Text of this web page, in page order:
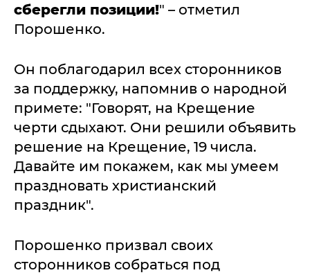
сберегли позиции!" – отметил
Порошенко.
Он поблагодарил всех сторонников
за поддержку, напомнив о народной
примете: "Говорят, на Крещение
черти сдыхают. Они решили объявить
решение на Крещение, 19 числа.
Давайте им покажем, как мы умеем
праздновать христианский
праздник".
Порошенко призвал своих
сторонников собраться под